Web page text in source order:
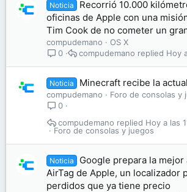
Noticia
Recorrió 10.000
oficinas de Apple con una
Tim Cook de no cometer un
compudemano
OS X
0
Hoy
compudemano
Noticia Minecraft recibe la
compudemano
Foro de consolas y
0
Foro de consolas y juegos
Hoy a las
compudemano
Noticia
Google prepara la mejor
AirTag de Apple, un localizador
perdidos que ya tiene precio